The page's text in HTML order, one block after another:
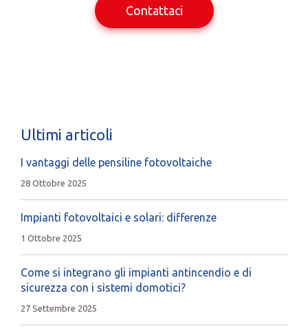
Contattaci
Ultimi articoli
I vantaggi delle pensiline fotovoltaiche
28 Ottobre 2025
Impianti fotovoltaici e solari: differenze
1 Ottobre 2025
Come si integrano gli impianti antincendio e di
sicurezza con i sistemi domotici?
27 Settembre 2025